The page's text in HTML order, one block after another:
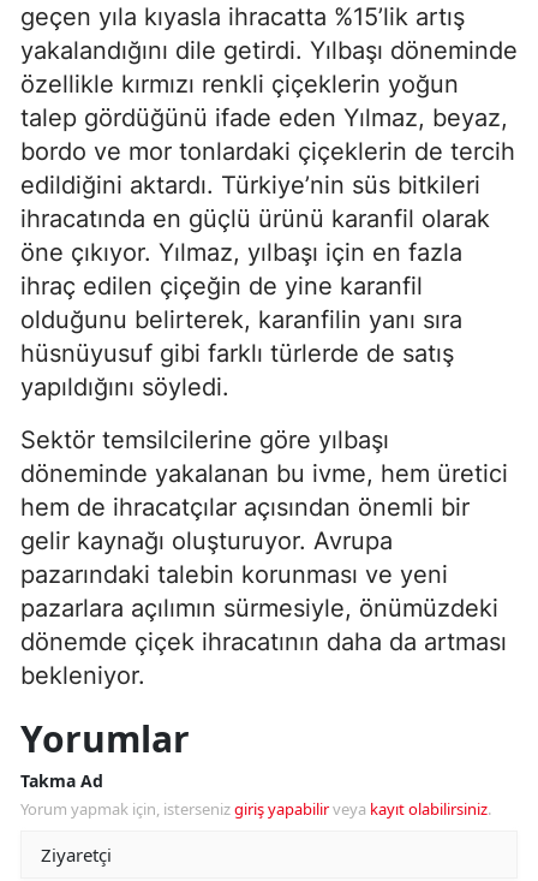
geçen yıla kıyasla ihracatta %15’lik artış
yakalandığını dile getirdi. Yılbaşı döneminde
özellikle kırmızı renkli çiçeklerin yoğun
talep gördüğünü ifade eden Yılmaz, beyaz,
bordo ve mor tonlardaki çiçeklerin de tercih
edildiğini aktardı. Türkiye’nin süs bitkileri
ihracatında en güçlü ürünü karanfil olarak
öne çıkıyor. Yılmaz, yılbaşı için en fazla
ihraç edilen çiçeğin de yine karanfil
olduğunu belirterek, karanfilin yanı sıra
hüsnüyusuf gibi farklı türlerde de satış
yapıldığını söyledi.
Sektör temsilcilerine göre yılbaşı
döneminde yakalanan bu ivme, hem üretici
hem de ihracatçılar açısından önemli bir
gelir kaynağı oluşturuyor. Avrupa
pazarındaki talebin korunması ve yeni
pazarlara açılımın sürmesiyle, önümüzdeki
dönemde çiçek ihracatının daha da artması
bekleniyor.
Yorumlar
Takma Ad
Yorum yapmak için, istersenizgiriş yapabilirveya kayıt olabilirsiniz.